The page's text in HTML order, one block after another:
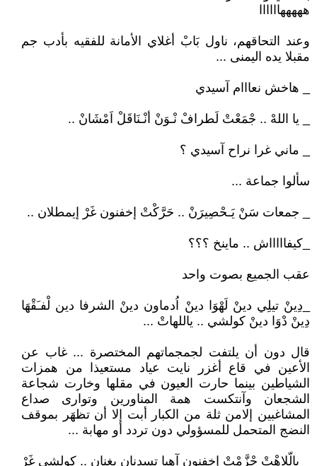
هههههاااااا
وعند التحاقهم، ناول بَابْ أغلاي الأمانة للفقيه بأدب جم
مقبلا يده اليمنى ...
_ هاخش نعااام آسيدي
_ يا اللهْ .. جْمَعْتْ لَطرافْ نْـوَنْ أنْـنَاقَلْ اَمْشَانْ ..
_ ماني غرا نراح آسيدي ؟
سألوا جماعة ...
_ جمعات سَنْ يَـحْصِيرَنْ .. حَرَّكْتْ إخفنون غَرْ إيمطلان ..
_كيفاااااش .. ماينخ ؟؟؟
عقب الجميع بصوت واحد
_دِينْ تيلِي دينْ لَهْوَا دينْ اُدماون دينْ الشرفا دين لْفـَقْهَا
دِينْ دْوَا دينْ كولشي .. ياللهاتْ ...
قال دون أن يلتفت لجمجماتهم المختصرة ... غاب عن
الأعين في قاع أغزر نايت عياد مستعيذا من همزات
الشياطين بينما حارت العيون في مقلها وخارت شجاعة
الشجعان وآنتكست همة المناورين وتوارى صداع
المشاغبين إلامن ثلة من الكبار أبت إلا أن تظهَر بموقف
النضج المتحمل للمسؤولي دون تردد أو مهابة ...
_ يالّلاهْتْ حْزَّمْتْ إخفنون آهيا تسدنان يغنان .. كولشي غَرْ